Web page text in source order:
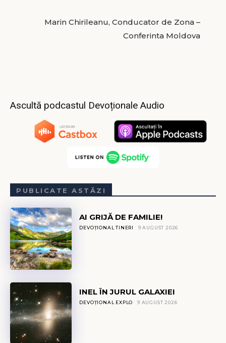
Marin Chirileanu, Conducator de Zona –
Conferinta Moldova
Ascultă podcastul Devoționale Audio
PUBLICATE ASTĂZI
AI GRIJĂ DE FAMILIE!
DEVOȚIONAL TINERI 9 AUGUST 2026
INEL ÎN JURUL GALAXIEI
DEVOȚIONAL EXPLO 9 AUGUST 2026